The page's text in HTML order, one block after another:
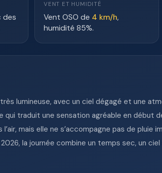
des
VENT ET HUMIDITÉ
Vent OSO de 4 km/h,
humidité 85%.
lumineuse, avec un ciel dégagé et une
traduit une sensation agréable en début
mais elle ne s’accompagne pas de pluie
la journée combine un temps sec, un